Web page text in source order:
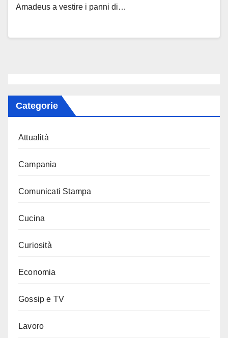
Amadeus a vestire i panni di…
Categorie
Attualità
Campania
Comunicati Stampa
Cucina
Curiosità
Economia
Gossip e TV
Lavoro